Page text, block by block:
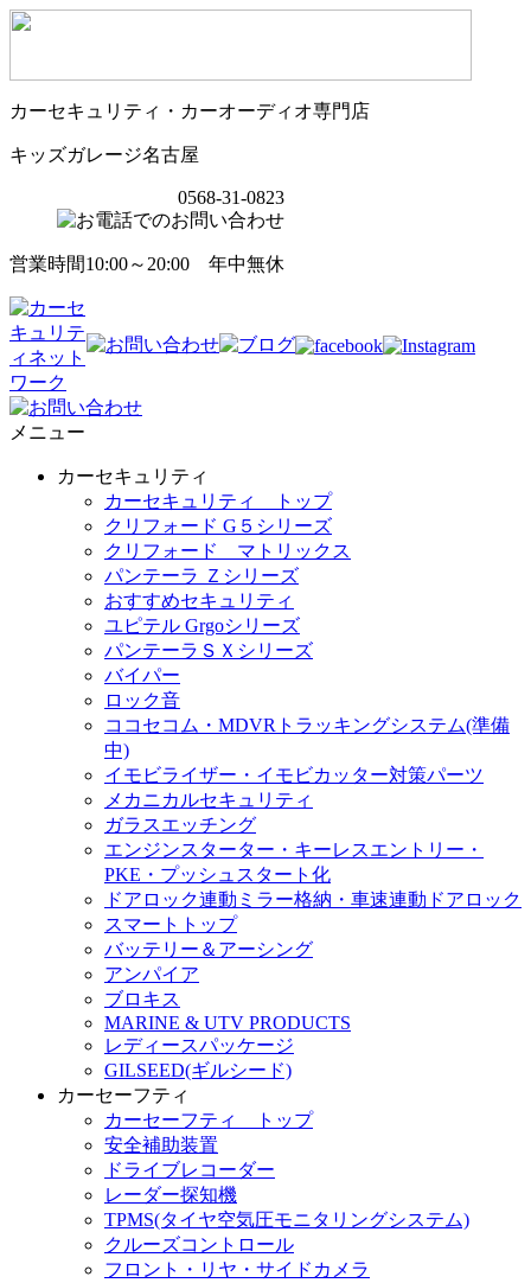
カーセキュリティ・カーオーディオ専門店
キッズガレージ名古屋
0568-31-0823
営業時間10:00～20:00 年中無休
メニュー
カーセキュリティ
カーセキュリティ トップ
クリフォード G５シリーズ
クリフォード マトリックス
パンテーラ Ｚシリーズ
おすすめセキュリティ
ユピテル Grgoシリーズ
パンテーラＳＸシリーズ
バイパー
ロック音
ココセコム・MDVRトラッキングシステム(準備
中)
イモビライザー・イモビカッター対策パーツ
メカニカルセキュリティ
ガラスエッチング
エンジンスターター・キーレスエントリー・
PKE・プッシュスタート化
ドアロック連動ミラー格納・車速連動ドアロック
スマートトップ
バッテリー＆アーシング
アンパイア
ブロキス
MARINE & UTV PRODUCTS
レディースパッケージ
GILSEED(ギルシード)
カーセーフティ
カーセーフティ トップ
安全補助装置
ドライブレコーダー
レーダー探知機
TPMS(タイヤ空気圧モニタリングシステム)
クルーズコントロール
フロント・リヤ・サイドカメラ